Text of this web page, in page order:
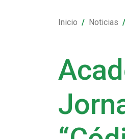
Inicio Noticias